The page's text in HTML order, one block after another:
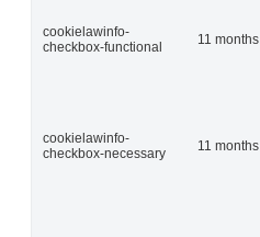
cookielawinfo-
checkbox-functional
11 months
cookielawinfo-
checkbox-necessary
11 months